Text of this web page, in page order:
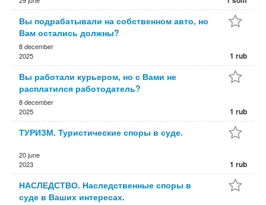
Вы подрабатывали на собственном авто, но
Вам остались должны?
8 december
2025
1 rub
Вы работали курьером, но с Вами не
расплатился работодатель?
8 december
2025
1 rub
ТУРИЗМ. Туристические споры в суде.
20 june
2023
1 rub
НАСЛЕДСТВО. Наследственные споры в
суде в Ваших интересах.